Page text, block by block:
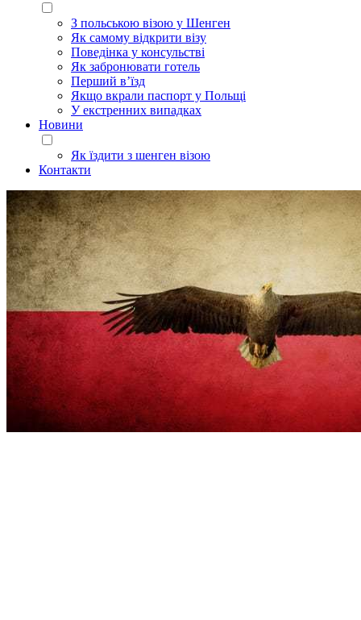
З польською візою у Шенген
Як самому відкрити візу
Поведінка у консульстві
Як забронювати готель
Перший в’їзд
Якщо вкрали паспорт у Польщі
У екстренних випадках
Новини
Як їздити з шенген візою
Контакти